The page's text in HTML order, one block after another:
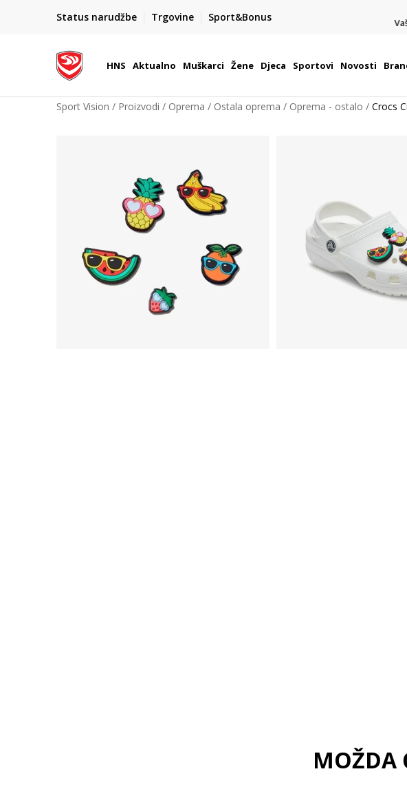
Status narudžbe Trgovine Sport&Bonus
BOX NOW
Dostava 1,50 €
| Više od 800 paketomata u Hrvatskoj
HNS Aktualno Muškarci Žene Djeca Sportovi Novosti
Sport Vision Proizvodi Oprema Ostala oprema Oprema - ostalo Crocs
MOŽDA